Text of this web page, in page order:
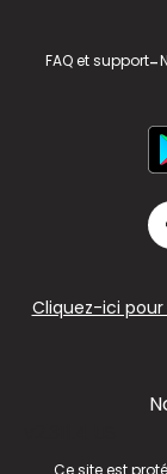
FAQ et support-
Cliquez-ici
Ce site est